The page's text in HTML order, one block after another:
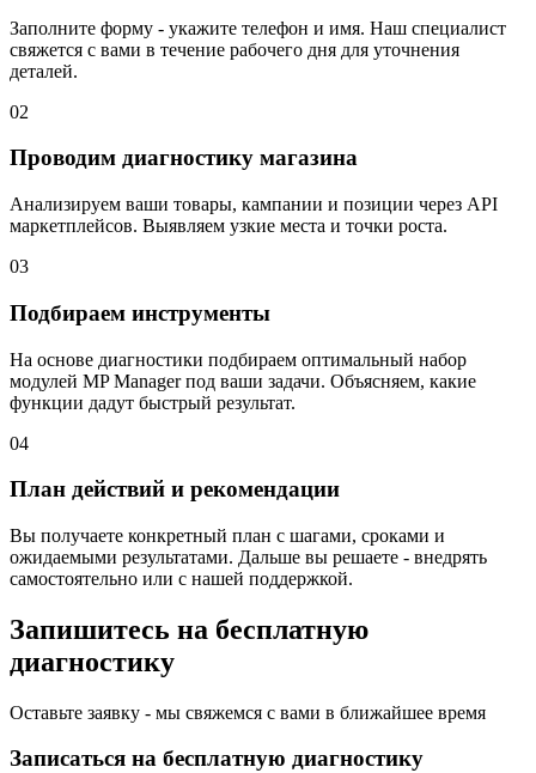
Заполните форму - укажите телефон и имя. Наш специалист
свяжется с вами в течение рабочего дня для уточнения
деталей.
02
Проводим диагностику магазина
Анализируем ваши товары, кампании и позиции через API
маркетплейсов. Выявляем узкие места и точки роста.
03
Подбираем инструменты
На основе диагностики подбираем оптимальный набор
модулей MP Manager под ваши задачи. Объясняем, какие
функции дадут быстрый результат.
04
План действий и рекомендации
Вы получаете конкретный план с шагами, сроками и
ожидаемыми результатами. Дальше вы решаете - внедрять
самостоятельно или с нашей поддержкой.
Запишитесь на бесплатную
диагностику
Оставьте заявку - мы свяжемся с вами в ближайшее время
Записаться на бесплатную диагностику